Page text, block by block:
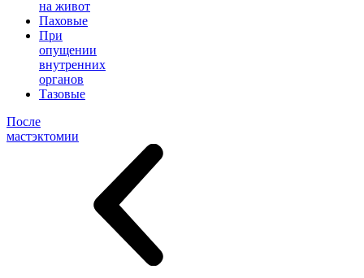
на живот
Паховые
При
опущении
внутренних
органов
Тазовые
После
мастэктомии